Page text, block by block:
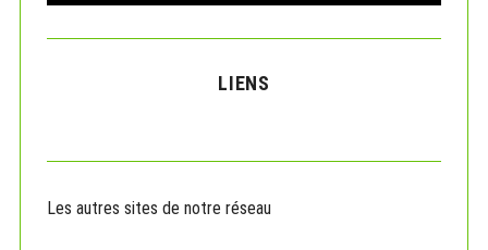
a
r
r
A
C
LIENS
Les autres sites de notre réseau